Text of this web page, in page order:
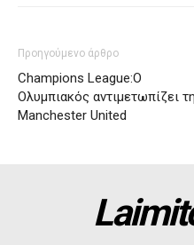
Προηγούμενο άρθρο
Champions League:Ο
Ολυμπιακός αντιμετωπίζει τη
Manchester United